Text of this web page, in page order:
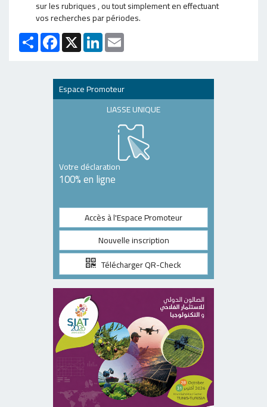
sur les rubriques , ou tout simplement en effectuant
vos recherches par périodes.
PartagerFacebook
X LinkedIn
Espace Promoteur
LIASSE UNIQUE
Votre déclaration
100% en ligne
Accès à l'Espace Promoteur
Nouvelle inscription
Télécharger QR-Check